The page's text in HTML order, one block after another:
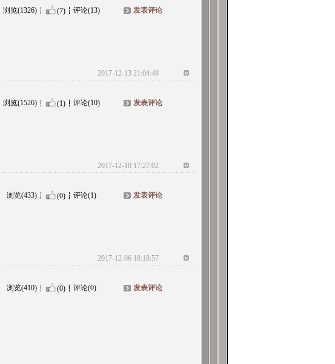
浏览(1326) (7) 评论(13) 发表评论
2017-12-13 21:04:48
浏览(1526) (1) 评论(10) 发表评论
2017-12-10 17:27:02
浏览(433) (0) 评论(1) 发表评论
2017-12-06 18:18:57
浏览(410) (0) 评论(0) 发表评论